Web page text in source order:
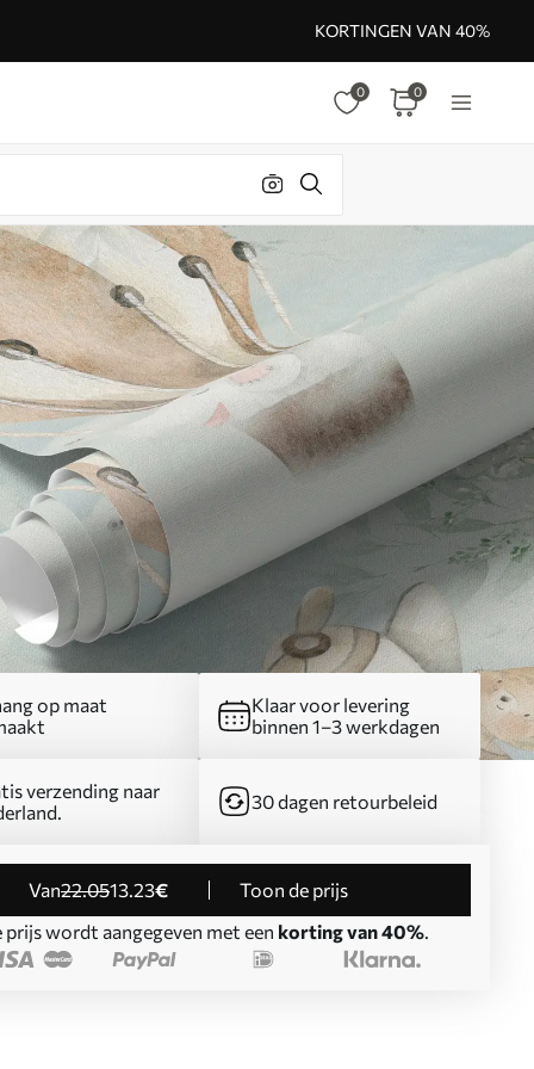
KORTINGEN VAN 40%
0 0
op maat
Klaar voor levering
binnen 1–3 werkdagen
verzending naar
30 dagen retourbeleid
Van22.0513.23€
Toon de prijs
prijs wordt aangegeven met een korting van 40%.